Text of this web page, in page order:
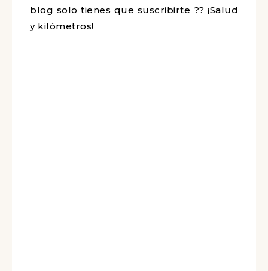
blog solo tienes que suscribirte ?? ¡Salud
y kilómetros!